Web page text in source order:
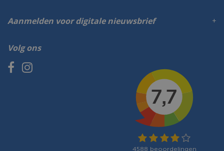
Volg ons
Aanmelden voor digitale nieuwsbrief